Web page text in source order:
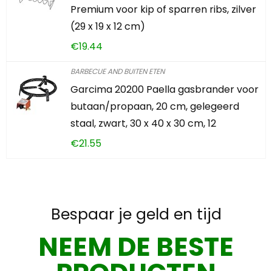
Premium voor kip of sparren ribs, zilver
(29 x 19 x 12 cm)
€19.44
BARBECUE AND BUITEN ETEN
Garcima 20200 Paella gasbrander voor
butaan/propaan, 20 cm, gelegeerd
staal, zwart, 30 x 40 x 30 cm, 12
€21.55
Bespaar je geld en tijd
NEEM DE BESTE